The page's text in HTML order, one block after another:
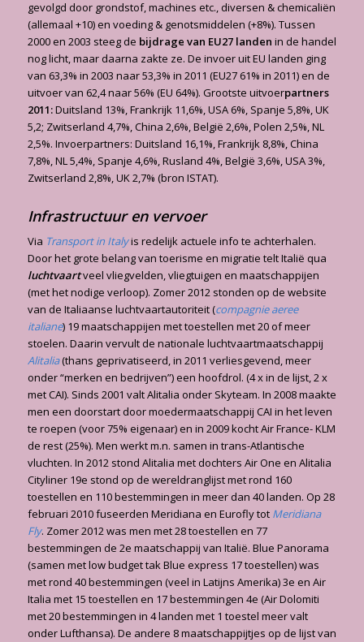
gevolgd door grondstof, machines etc., diversen & chemicaliën
(allemaal +10) en voeding & genotsmiddelen (+8%). Tussen
2000 en 2003 steeg de bijdrage van EU27 landen in de handel
nog licht, maar daarna zakte ze. De invoer uit EU landen ging
van 63,3% in 2003 naar 53,3% in 2011 (EU27 61% in 2011) en de
uitvoer van 62,4 naar 56% (EU 64%). Grootste uitvoerpartners
2011:Duitsland 13%, Frankrijk 11,6%, USA 6%, Spanje 5,8%, UK
5,2; Zwitserland 4,7%, China 2,6%, België 2,6%, Polen 2,5%, NL
2,5%. Invoerpartners: Duitsland 16,1%, Frankrijk 8,8%, China
7,8%, NL 5,4%, Spanje 4,6%, Rusland 4%, België 3,6%, USA 3%,
Zwitserland 2,8%, UK 2,7% (bron ISTAT).
Infrastructuur en vervoer
Via Transport in Italyis redelijk actuele info te achterhalen.
Door het grote belang van toerisme en migratie telt Italië qua
luchtvaartveel vliegvelden, vliegtuigen en maatschappijen
(met het nodige verloop). Zomer 2012 stonden op de website
van de Italiaanse luchtvaartautoriteit (compagnie aeree
italiane) 19 maatschappijen met toestellen met 20 of meer
stoelen. Daarin vervult de nationale luchtvaartmaatschappij
Alitalia(thans geprivatiseerd, in 2011 verliesgevend, meer
onder “merken en bedrijven”) een hoofdrol. (4 x in de lijst, 2 x
met CAI). Sinds 2001 valt Alitalia onder Skyteam. In 2008 maakte
men een doorstart door moedermaatschappij CAI in het leven
te roepen (voor 75% eigenaar) en in 2009 kocht Air France- KLM
de rest (25%). Men werkt m.n. samen in trans-Atlantische
vluchten. In 2012 stond Alitalia met dochters Air One en Alitalia
Cityliner 19e stond op de wereldranglijst met rond 160
toestellen en 110 bestemmingen in meer dan 40 landen. Op 28
februari 2010 fuseerden Meridiana en Eurofly tot Meridiana
Fly. Zomer 2012 was men met 28 toestellen en 77
bestemmingen de 2e maatschappij van Italië. Blue Panorama
(samen met low budget tak Blue express 17 toestellen) was
met rond 40 bestemmingen (veel in Latijns Amerika) 3e en Air
Italia met 15 toestellen en 17 bestemmingen 4e (Air Dolomiti
met 20 bestemmingen in 4 landen met 1 toestel meer valt
onder Lufthansa). De andere 8 maatschappijtjes op de lijst van